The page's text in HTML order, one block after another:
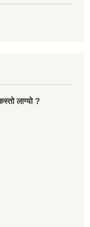
लाग्यो ?